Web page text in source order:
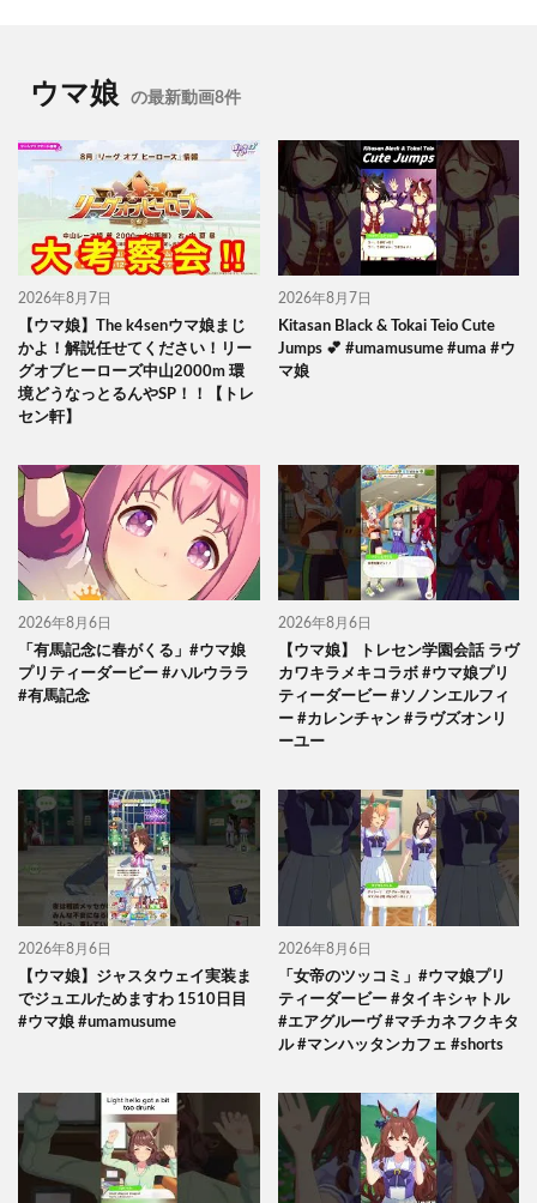
ウマ娘 の最新動画8件
2026年8月7日
【ウマ娘】The k4senウマ娘まじ
かよ！解説任せてください！リー
グオブヒーローズ中山2000m 環
境どうなっとるんやSP！！【トレ
セン軒】
2026年8月7日
Kitasan Black & Tokai Teio Cute
Jumps 💕 #umamusume #uma #ウ
マ娘
2026年8月6日
「有馬記念に春がくる」#ウマ娘
プリティーダービー #ハルウララ
#有馬記念
2026年8月6日
【ウマ娘】 トレセン学園会話 ラヴ
カワキラメキコラボ #ウマ娘プリ
ティーダービー #ソノンエルフィ
ー #カレンチャン #ラヴズオンリ
ーユー
2026年8月6日
【ウマ娘】ジャスタウェイ実装ま
でジュエルためますわ 1510日目
#ウマ娘 #umamusume
2026年8月6日
「女帝のツッコミ」#ウマ娘プリ
ティーダービー #タイキシャトル
#エアグルーヴ #マチカネフクキタ
ル #マンハッタンカフェ #shorts